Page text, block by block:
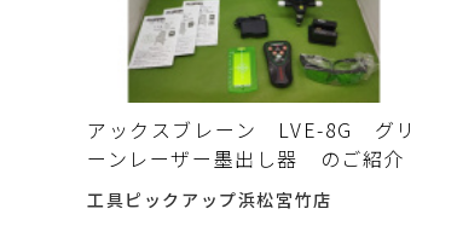
アックスブレーン LVE-8G グリ
ーンレーザー墨出し器 のご紹介
工具ピックアップ浜松宮竹店